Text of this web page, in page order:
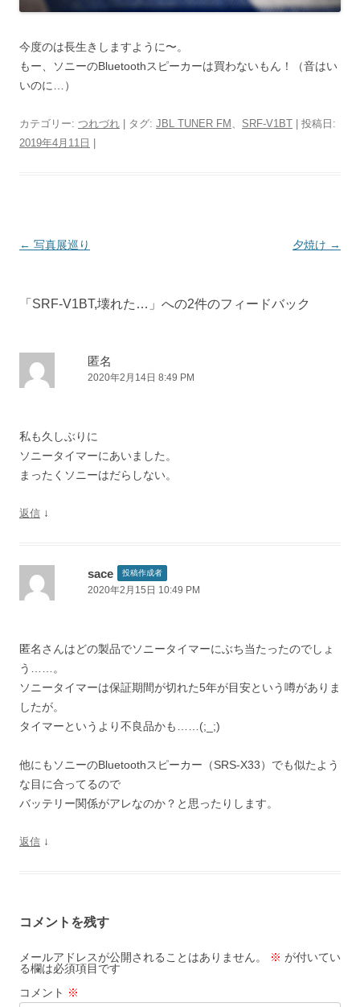
今度のは長生きしますように〜。
もー、ソニーのBluetoothスピーカーは買わないもん！（音はい
いのに…）
カテゴリー: つれづれ | タグ: JBL TUNER FM 、 SRF-V1BT | 投稿日:
2019年4月11日
投
シ
← 写真展巡り 夕焼け →
「 SRF-V1BT,壊れた… 」への2件のフィードバック
匿名
2020年2月14日 8:49 PM
私も久しぶりに
ソニータイマーにあいました。
まったくソニーはだらしない。
返信 ↓
sace 投稿作成者
2020年2月15日 10:49 PM
匿名さんはどの製品でソニータイマーにぶち当たったのでしょ
う……。
ソニータイマーは保証期間が切れた5年が目安という噂がありま
したが。
タイマーというより不良品かも……(;_;)
他にもソニーのBluetoothスピーカー（SRS-X33）でも似たよう
な目に合ってるので
バッテリー関係がアレなのか？と思ったりします。
返信 ↓
コメントを残す
メールアドレスが公開されることはありません。 ※ が付いてい
る欄は必須項目です
コメント ※